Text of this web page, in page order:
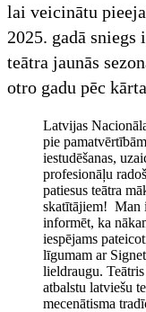
lai veicinātu
2025. gadā
teātra jaunās
otro gadu pēc
Latvijas
pie
iestudēšanas,
profesionāļu
patiesus teātra
skatītājiem! Man
informēt, ka
iespējams
līgumam ar
lieldraugu.
atbalstu latviešu
mecenātisma